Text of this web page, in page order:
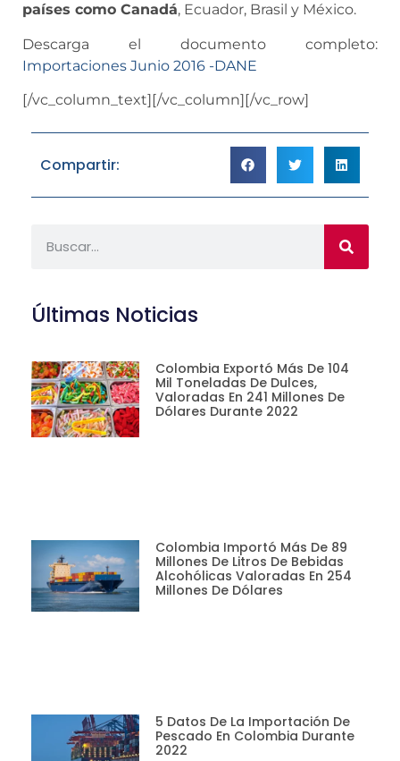
países como Canadá, Ecuador, Brasil y México.
Descarga el documento completo:
Importaciones Junio 2016 -DANE
[/vc_column_text][/vc_column][/vc_row]
Compartir:
Últimas Noticias
Colombia Exportó Más De 104
Mil Toneladas De Dulces,
Valoradas En 241 Millones De
Dólares Durante 2022
Colombia Importó Más De 89
Millones De Litros De Bebidas
Alcohólicas Valoradas En 254
Millones De Dólares
5 Datos De La Importación De
Pescado En Colombia Durante
2022